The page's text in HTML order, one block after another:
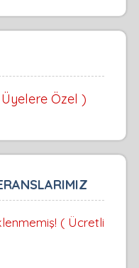
Özel )
( Ücretli